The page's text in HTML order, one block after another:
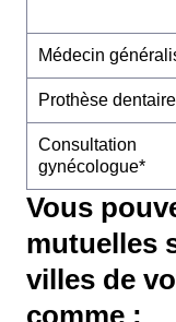
Médecin
Prothèse dentaire
Consultation
gynécologue*
Vous
mutuelles
villes de
comme :